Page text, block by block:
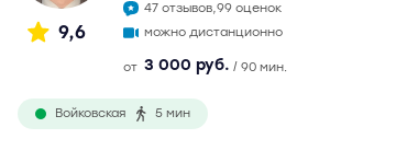
9,6
47 отзывов,99 оценок
можно дистанционно
от 3 000 руб. / 90 мин.
Войковская 5 мин